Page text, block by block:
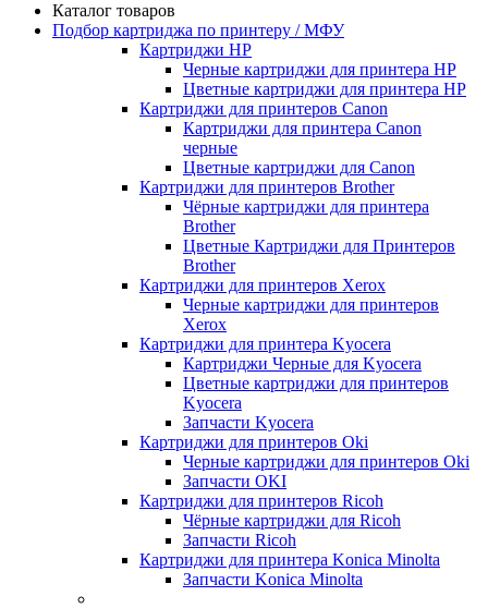
Каталог товаров
Подбор картриджа по принтеру / МФУ
Картриджи HP
Черные картриджи для принтера HP
Цветные картриджи для принтера HP
Картриджи для принтеров Сanon
Картриджи для принтера Сanon
черные
Цветные картриджи для Сanon
Картриджи для принтеров Brother
Чёрные картриджи для принтера
Brother
Цветные Картриджи для Принтеров
Brother
Картриджи для принтеров Xerox
Черные картриджи для принтеров
Xerox
Картриджи для принтера Kyocera
Картриджи Черные для Kyocera
Цветные картриджи для принтеров
Kyocera
Запчасти Kyocera
Картриджи для принтеров Oki
Черные картриджи для принтеров Oki
Запчасти OKI
Картриджи для принтеров Ricoh
Чёрные картриджи для Ricoh
Запчасти Ricoh
Картриджи для принтера Konica Minolta
Запчасти Koniсa Minolta